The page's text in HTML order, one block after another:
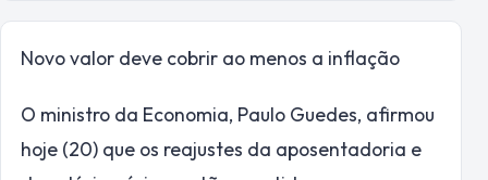
Novo valor deve cobrir ao menos a inflação
O ministro da Economia, Paulo Guedes, afirmou
hoje (20) que os reajustes da aposentadoria e